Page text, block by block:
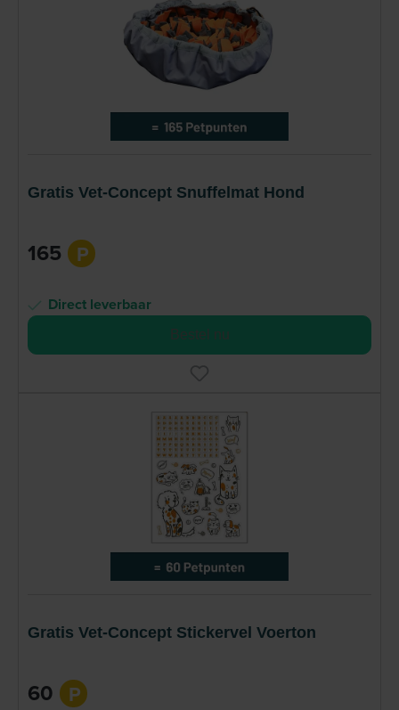
Gratis Vet-Concept Snuffelmat Hond
165 P
Direct leverbaar
Bestel nu
Gratis Vet-Concept Stickervel Voerton
60 P